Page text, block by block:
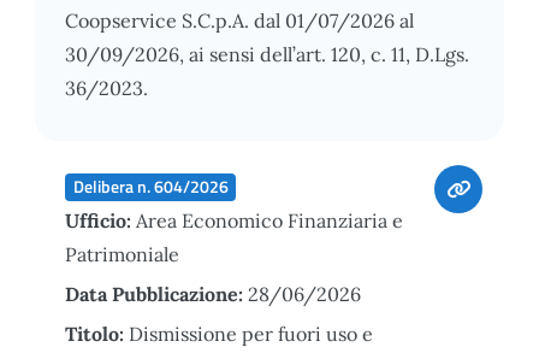
Coopservice S.C.p.A. dal 01/07/2026 al
30/09/2026, ai sensi dell’art. 120, c. 11, D.Lgs.
36/2023.
Delibera n. 604/2026
Ufficio: Area Economico Finanziaria e
Patrimoniale
Data Pubblicazione: 28/06/2026
Titolo: Dismissione per fuori uso e